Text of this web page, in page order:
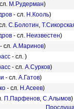
М.Рудерман)
- сл. Н.Кооль)
С.Болотин,
- сл. Неизвестен)
- сл. А.Маринов)
- сл. )
- сл. А.Сурков)
- сл. А.Гатов)
- сл. Н.Асеев)
П.Парфенов, С.Алымов)